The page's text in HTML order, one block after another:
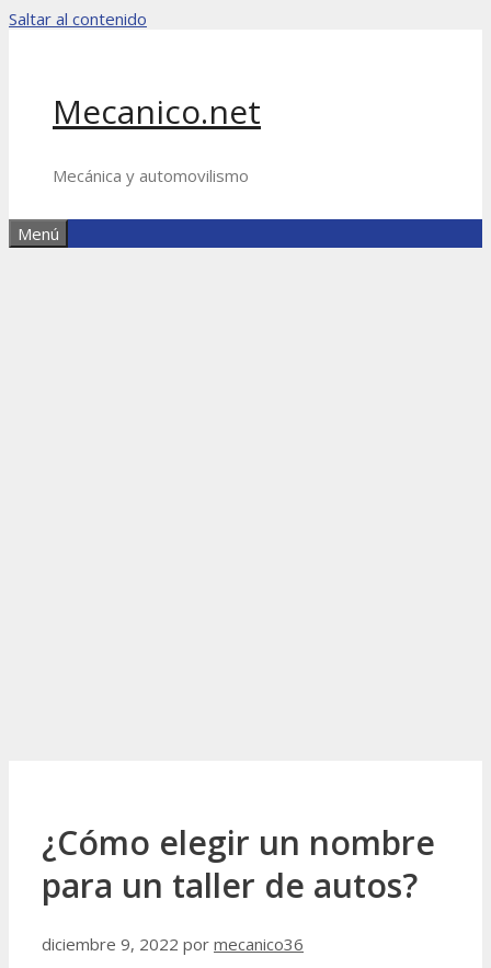
Saltar al contenido
Mecanico.net
Mecánica y automovilismo
Menú
¿Cómo elegir un nombre
para un taller de autos?
diciembre 9, 2022 por mecanico36